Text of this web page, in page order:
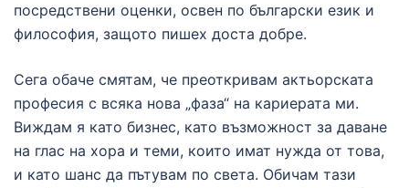
посредствени оценки, освен по български език и
философия, защото пишех доста добре.
Сега обаче смятам, че преоткривам актьорската
професия с всяка нова „фаза“ на кариерата ми.
Виждам я като бизнес, като възможност за даване
на глас на хора и теми, които имат нужда от това,
и като шанс да пътувам по света. Обичам тази